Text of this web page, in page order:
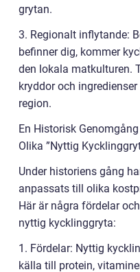
grytan.
3. Regionalt inflytande:
befinner dig, kommer
den lokala matkulturen.
kryddor och
region.
En Historisk
Olika ”Nyttig
Under historiens gång
anpassats till olika
Här är några fördelar
nyttig kycklinggryta:
1. Fördelar: Nyttig
källa till protein,